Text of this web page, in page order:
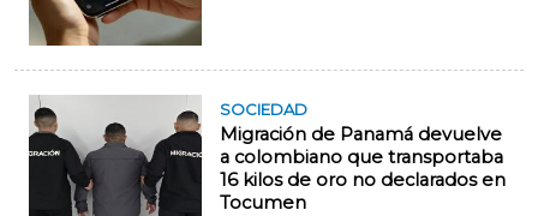
SOCIEDAD
Migración de Panamá devuelve
a colombiano que transportaba
16 kilos de oro no declarados en
Tocumen